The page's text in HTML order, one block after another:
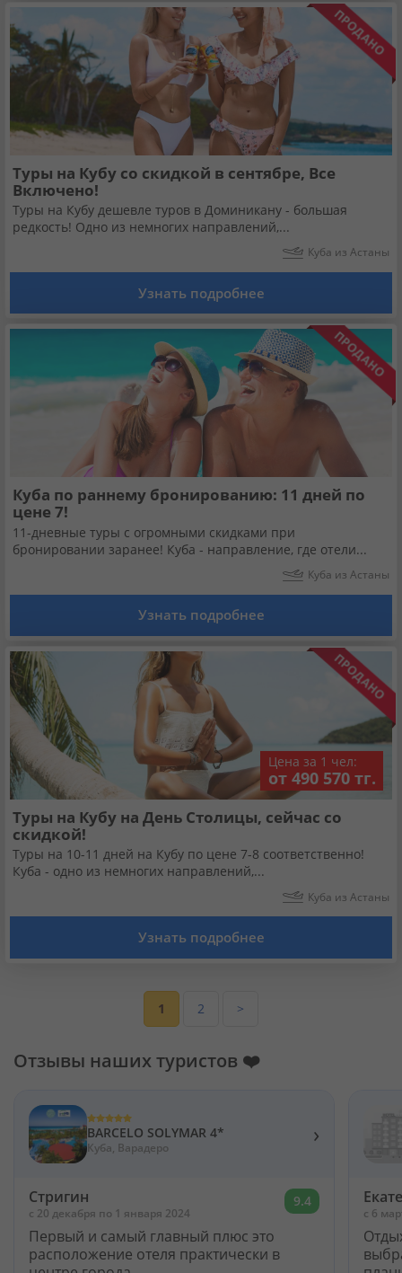
Туры на Кубу со скидкой в сентябре, Все
Включено!
Туры на Кубу дешевле туров в Доминикану - большая
редкость! Одно из немногих направлений,...
Куба из Астаны
Узнать подробнее
Куба по раннему бронированию: 11 дней по
цене 7!
11-дневные туры с огромными скидками при
бронировании заранее! Куба - направление, где отели...
Куба из Астаны
Узнать подробнее
Цена за 1 чел:
от 490 570 тг.
Туры на Кубу на День Столицы, сейчас со
скидкой!
Туры на 10-11 дней на Кубу по цене 7-8 соответственно!
Куба - одно из немногих направлений,...
Куба из Астаны
Узнать подробнее
1 2 >
Отзывы наших туристов ❤️
BARCELO SOLYMAR 4*
Куба, Варадеро ›
Стригин
c 20 декабря по 1 января 2024
9.4
Первый и самый главный плюс это
расположение отеля практически в
c 6